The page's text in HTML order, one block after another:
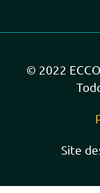
© 2022
Site